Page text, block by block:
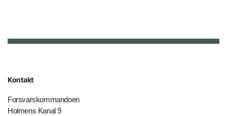
Kontakt
Forsvarskommandoen
Holmens Kanal 9